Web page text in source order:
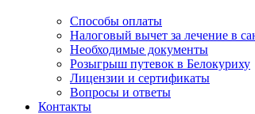
Способы оплаты
Налоговый вычет за лечение в
Необходимые документы
Розыгрыш путевок в Белокуриху
Лицензии и сертификаты
Вопросы и ответы
Контакты